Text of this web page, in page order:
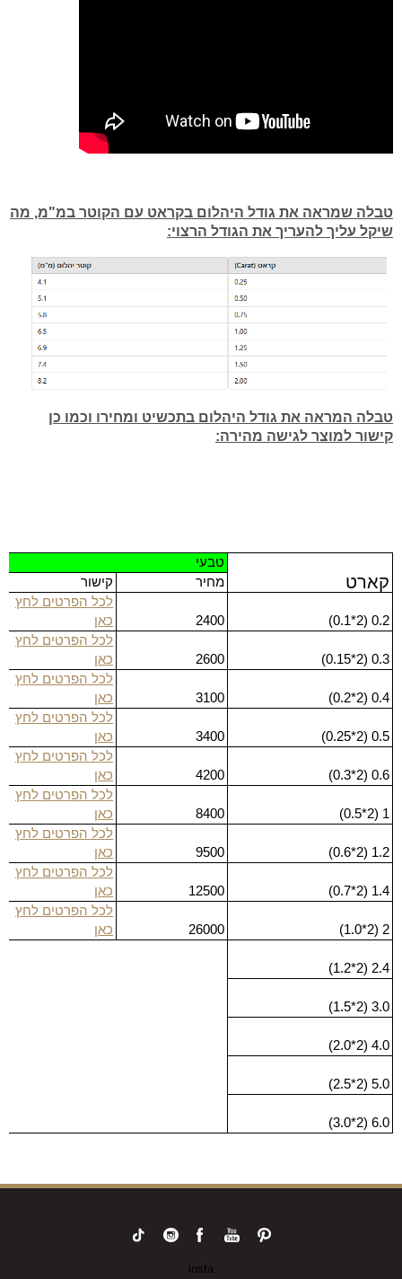
טבלה שמראה את גודל היהלום בקראט עם הקוטר במ"מ, מה
שיקל עליך להעריך את הגודל הרצוי:
טבלה המראה את גודל היהלום בתכשיט ומחירו וכמו כן
קישור למוצר לגישה מהירה:
קארט
טבעי
מחיר
קישור
0.2 (2*0.1)
2400
לכל הפרטים לחץ
כאן
0.3 (2*0.15)
2600
לכל הפרטים לחץ
כאן
0.4 (2*0.2)
3100
לכל הפרטים לחץ
כאן
0.5 (2*0.25)
3400
לכל הפרטים לחץ
כאן
0.6 (2*0.3)
4200
לכל הפרטים לחץ
כאן
1 (2*0.5)
8400
לכל הפרטים לחץ
כאן
1.2 (2*0.6)
9500
לכל הפרטים לחץ
כאן
1.4 (2*0.7)
12500
לכל הפרטים לחץ
כאן
2 (2*1.0)
26000
לכל הפרטים לחץ
כאן
2.4 (2*1.2)
3.0 (2*1.5)
4.0 (2*2.0)
5.0 (2*2.5)
6.0 (2*3.0)
insta